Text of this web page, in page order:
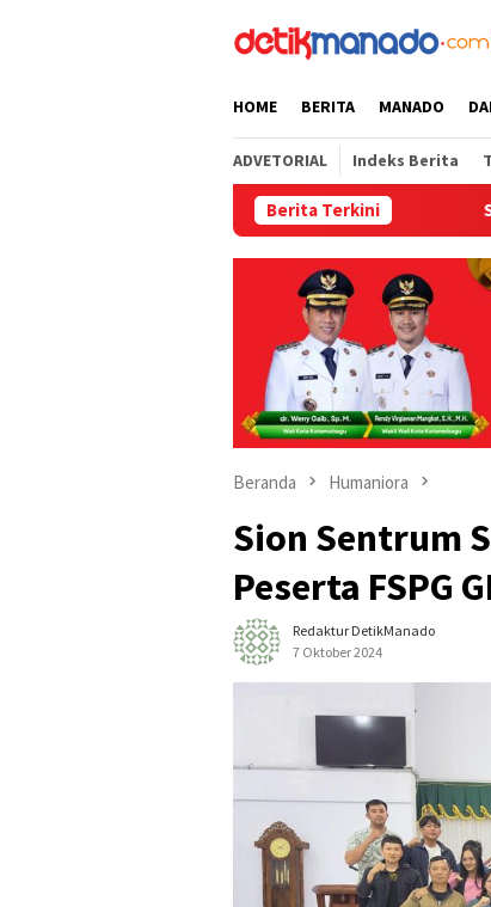
HOME BERITA MANADO
ADVETORIAL Indeks Berita
Berita TerkiniSetelah 3 Tahun
Beranda Humaniora
Sion Sentrum
Peserta FSPG
Redaktur DetikManado
7 Oktober 2024